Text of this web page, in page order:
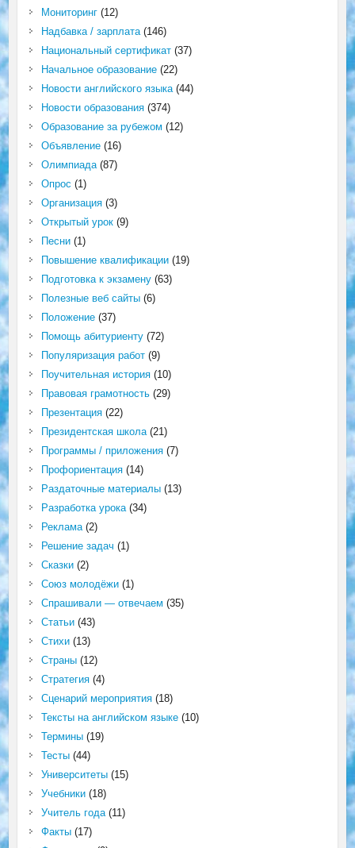
Мониторинг(12)
Надбавка / зарплата(146)
Национальный сертификат(37)
Начальное образование(22)
Новости английского языка(44)
Новости образования(374)
Образование за рубежом (12)
Объявление(16)
Олимпиада(87)
Опрос (1)
Организация(3)
Открытый урок(9)
Песни(1)
Повышение квалификации(19)
Подготовка к экзамену(63)
Полезные веб сайты(6)
Положение(37)
Помощь абитуриенту(72)
Популяризация работ(9)
Поучительная история(10)
Правовая грамотность(29)
Презентация(22)
Президентская школа(21)
Программы / приложения(7)
Профориентация(14)
Раздаточные материалы(13)
Разработка урока(34)
Реклама(2)
Решение задач (1)
Сказки(2)
Союз молодёжи(1)
Спрашивали — отвечаем (35)
Статьи(43)
Стихи(13)
Страны(12)
Стратегия(4)
Сценарий мероприятия(18)
Тексты на английском языке(10)
Термины(19)
Тесты(44)
Университеты(15)
Учебники(18)
Учитель года(11)
Факты(17)